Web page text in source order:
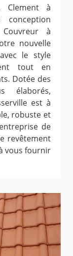
Clement à
à
nouvelle
le style
tout en
Dotée des
élaborés,
est à
robuste et
de
revêtement
vous fournir